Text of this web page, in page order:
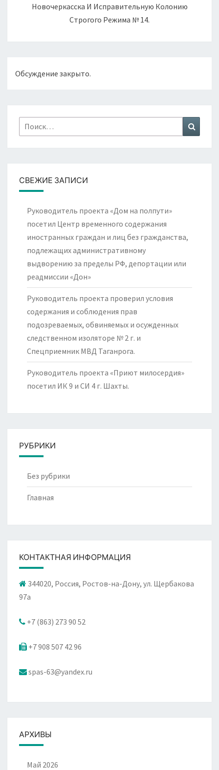
Новочеркасска И Исправительную Колонию
Строгого Режима № 14.
Обсуждение закрыто.
Найти:
СВЕЖИЕ ЗАПИСИ
Руководитель проекта «Дом на полпути»
посетил Центр временного содержания
иностранных граждан и лиц без гражданства,
подлежащих административному
выдворению за пределы РФ, депортации или
реадмиссии «Дон»
Руководитель проекта проверил условия
содержания и соблюдения прав
подозреваемых, обвиняемых и осужденных
следственном изоляторе № 2 г. и
Спецприемник МВД Таганрога.
Руководитель проекта «Приют милосердия»
посетил ИК 9 и СИ 4 г. Шахты.
РУБРИКИ
Без рубрики
Главная
КОНТАКТНАЯ ИНФОРМАЦИЯ
344020, Россия, Ростов-на-Дону, ул. Щербакова
97а
+7 (863) 273 90 52
+7 908 507 42 96
spas-63@yandex.ru
АРХИВЫ
Май 2026